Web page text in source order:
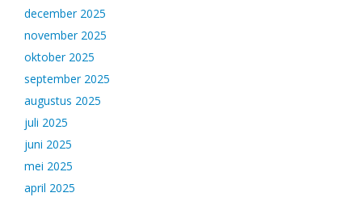
december 2025
november 2025
oktober 2025
september 2025
augustus 2025
juli 2025
juni 2025
mei 2025
april 2025